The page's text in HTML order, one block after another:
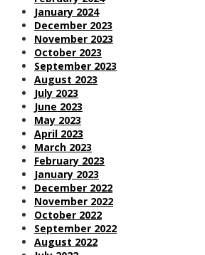
January 2024
December 2023
November 2023
October 2023
September 2023
August 2023
July 2023
June 2023
May 2023
April 2023
March 2023
February 2023
January 2023
December 2022
November 2022
October 2022
September 2022
August 2022